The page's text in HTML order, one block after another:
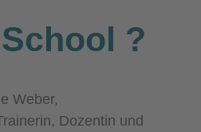
?
Weber,
Dozentin und